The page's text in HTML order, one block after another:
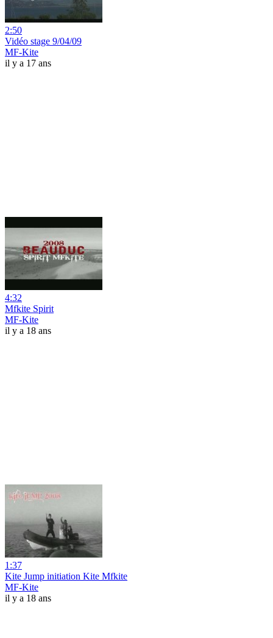
2:50
Vidéo stage 9/04/09
MF-Kite
il y a 17 ans
4:32
Mfkite Spirit
MF-Kite
il y a 18 ans
1:37
Kite Jump initiation Kite Mfkite
MF-Kite
il y a 18 ans